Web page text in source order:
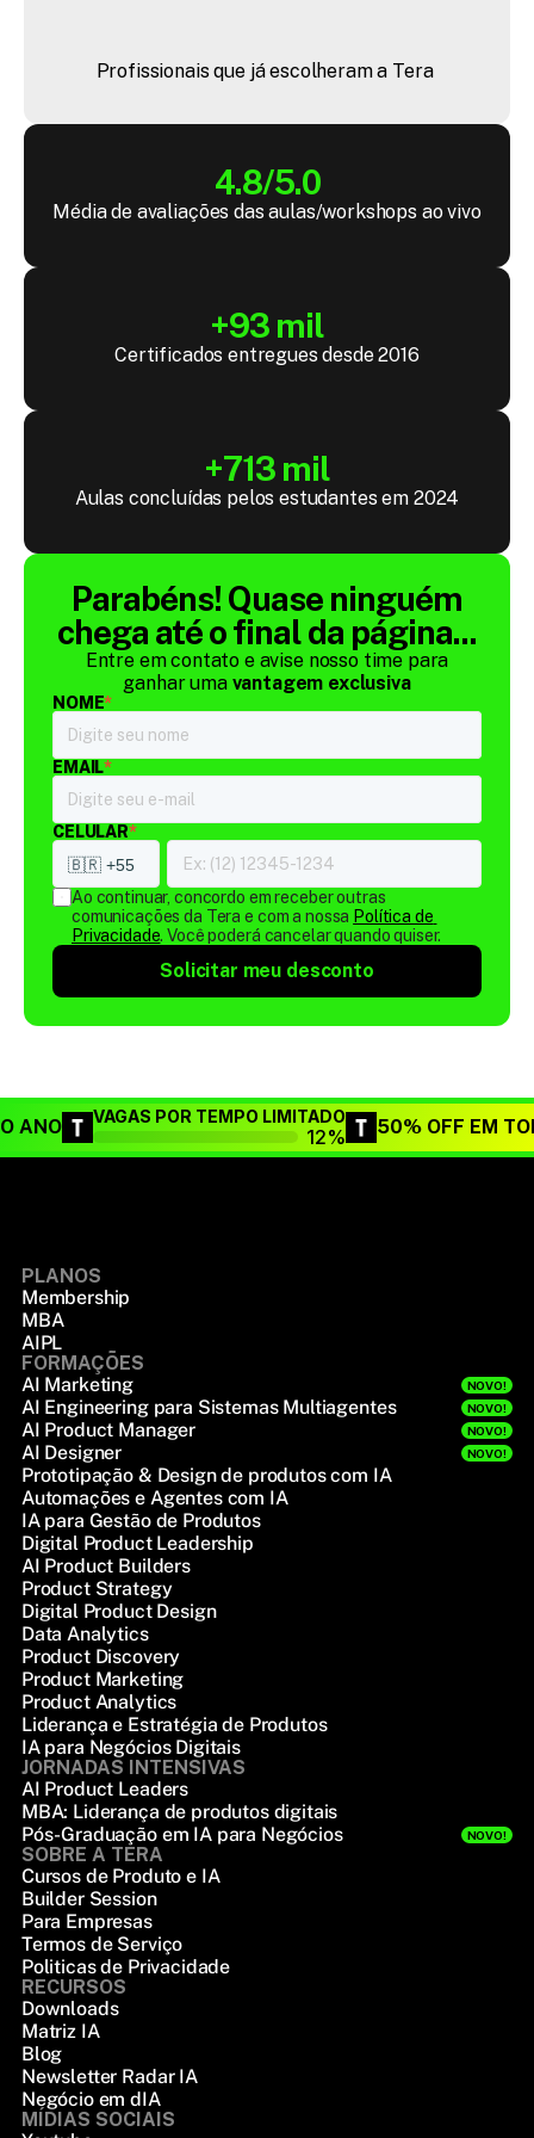
+ 4 mi
Profissionais que já escolheram a Tera
4.8/5.0
Média de avaliações das aulas/workshops ao vivo
+93 mil
Certificados entregues desde 2016
+713 mil
Aulas concluídas pelos estudantes em 2024
Parabéns! Quase ninguém
chega até o final da página...
Entre em contato e avise nosso time para
ganhar uma vantagem exclusiva
NOME*
EMAIL*
CELULAR*
Ao continuar, concordo em receber outras
comunicações da Tera e com a nossa Política de
Privacidade. Você poderá cancelar quando quiser.
Solicitar meu desconto
ANO VAGAS POR TEMPO LIMITADO
12% 50% OFF EM
PLANOS
Membership
MBA
AIPL
FORMAÇÕES
AI Marketing
NOVO!
AI Engineering para Sistemas Multiagentes NOVO!
AI Product Manager NOVO!
AI Designer NOVO!
Prototipação & Design de produtos com IA
Automações e Agentes com IA
IA para Gestão de Produtos
Digital Product Leadership
AI Product Builders
Product Strategy
Digital Product Design
Data Analytics
Product Discovery
Product Marketing
Product Analytics
Liderança e Estratégia de Produtos
IA para Negócios Digitais
JORNADAS INTENSIVAS
AI Product Leaders
MBA: Liderança de produtos digitais
Pós-Graduação em IA para Negócios
NOVO!
SOBRE A TERA
Cursos de Produto e IA
Builder Session
Para Empresas
Termos de Serviço
Politicas de Privacidade
RECURSOS
Downloads
Matriz IA
Blog
Newsletter Radar IA
Negócio em dIA
MÍDIAS SOCIAIS